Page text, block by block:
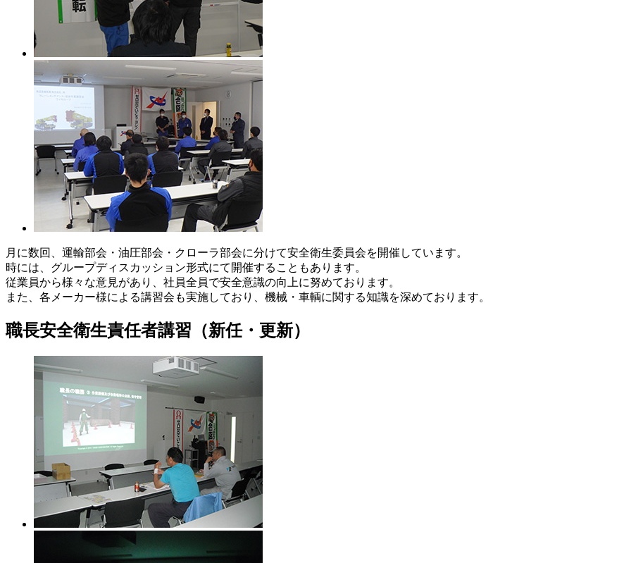
月に数回、運輸部会・油圧部会・クローラ部会に分けて安全衛生委員会を開催しています。
時には、グループディスカッション形式にて開催することもあります。
従業員から様々な意見があり、社員全員で安全意識の向上に努めております。
また、各メーカー様による講習会も実施しており、機械・車輌に関する知識を深めております。
職長安全衛生責任者講習（新任・更新）